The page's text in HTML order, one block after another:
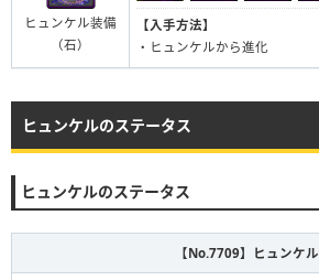
ヒュンケル装備
（石）
【入手方法】
・ヒュンケルから進化
ヒュンケルのステータス
ヒュンケルのステータス
【No.7709】ヒュンケル